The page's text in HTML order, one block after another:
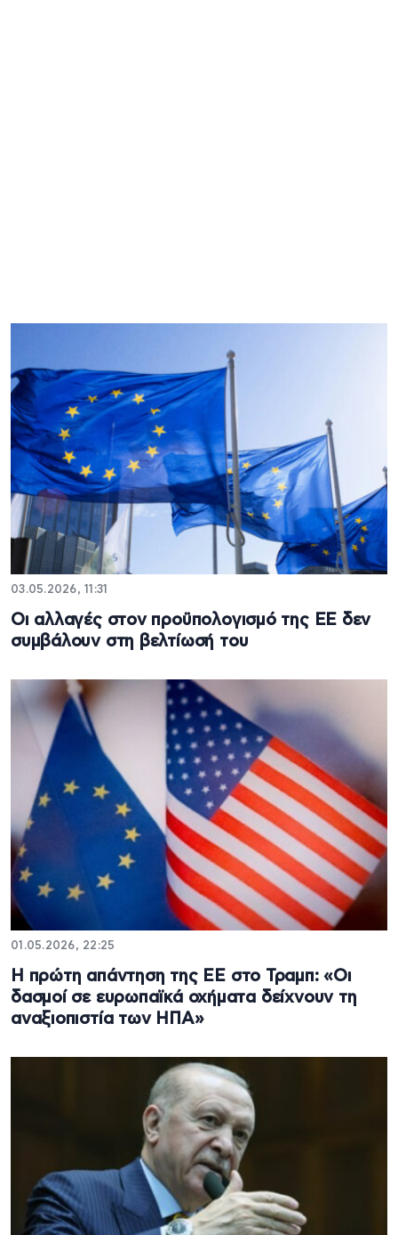
03.05.2026, 11:31
Οι αλλαγές στον προϋπολογισμό της ΕΕ δεν
συμβάλουν στη βελτίωσή του
01.05.2026, 22:25
Η πρώτη απάντηση της ΕΕ στο Τραμπ: «Οι
δασμοί σε ευρωπαϊκά οχήματα δείχνουν τη
αναξιοπιστία των ΗΠΑ»